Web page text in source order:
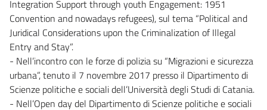
Integration Support through youth Engagement: 1951
Convention and nowadays refugees), sul tema “Political and
Juridical Considerations upon the Criminalization of Illegal
Entry and Stay”.
- Nell’incontro con le forze di polizia su “Migrazioni e sicurezza
urbana”, tenuto il 7 novembre 2017 presso il Dipartimento di
Scienze politiche e sociali dell’Università degli Studi di Catania.
- Nell’Open day del Dipartimento di Scienze politiche e sociali